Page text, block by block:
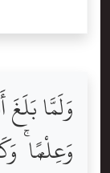
وَلَمَّا
وَعِلْمًۭا